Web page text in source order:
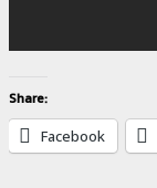
Share:
Facebook